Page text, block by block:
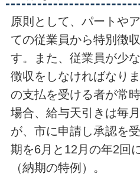
原則として、パートや
ての従業員から特別徴
す。また、従業員が少
徴収をしなければなり
の支払を受ける者が常
場合、給与天引きは毎
が、市に申請し承認を
期を6月と12月の年2回
（納期の特例）。